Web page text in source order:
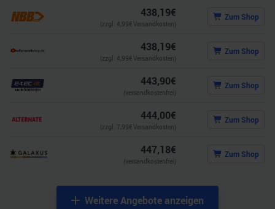
438,19€
(zzgl. 4,99€ Versandkosten)
Zum Shop
438,19€
(zzgl. 4,99€ Versandkosten)
Zum Shop
443,90€
(versandkostenfrei)
Zum Shop
444,00€
(zzgl. 7,99€ Versandkosten)
Zum Shop
447,18€
(versandkostenfrei)
Zum Shop
Weitere Angebote anzeigen